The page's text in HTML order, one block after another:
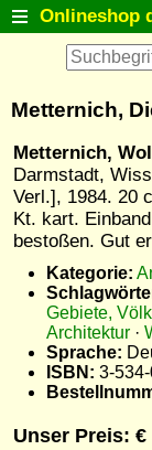
Onlineshop
Startseite
Postkarten
Natur
Tiermodelle
Fanartikel
Themenlisten
Detailsuche
Warenkorb
Kontakt
Metternich,
Metternich,
Darmstadt,
Verl.], 1984. 20
Kt. kart.
bestoßen. Gut
Kategorie:
Gebiete,
Architektur ·
Sprache:
ISBN: 3-
Unser Preis: €